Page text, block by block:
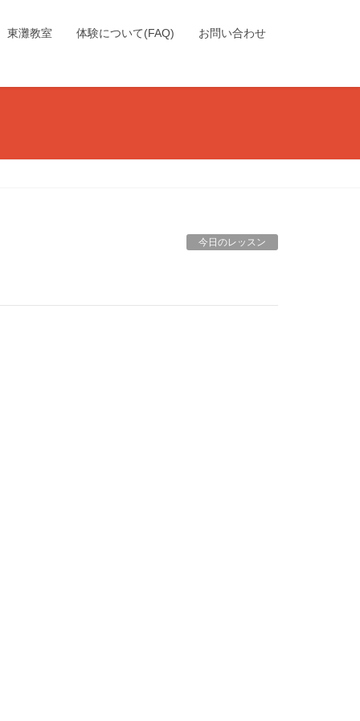
東灘教室 体験について(FAQ) お問い合わせ
今日のレッスン